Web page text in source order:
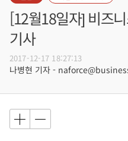
[12월18일자] 비즈
기사
2017-12-17 18:27:13
나병현 기자 -